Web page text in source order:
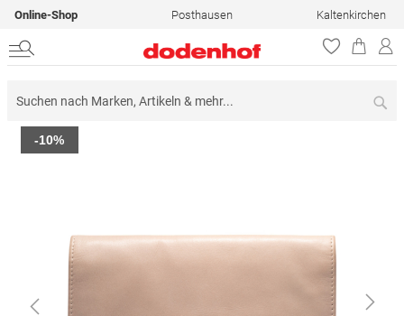
Online-Shop Posthausen Kaltenkirchen
Zum
Ende
-10%